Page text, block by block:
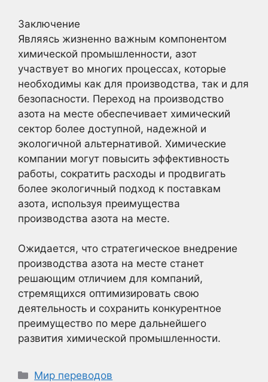
Заключение
Являясь жизненно важным компонентом
химической промышленности, азот
участвует во многих процессах, которые
необходимы как для производства, так и для
безопасности. Переход на производство
азота на месте обеспечивает химический
сектор более доступной, надежной и
экологичной альтернативой. Химические
компании могут повысить эффективность
работы, сократить расходы и продвигать
более экологичный подход к поставкам
азота, используя преимущества
производства азота на месте.
Ожидается, что стратегическое внедрение
производства азота на месте станет
решающим отличием для компаний,
стремящихся оптимизировать свою
деятельность и сохранить конкурентное
преимущество по мере дальнейшего
развития химической промышленности.
Рубрики
Мир переводов